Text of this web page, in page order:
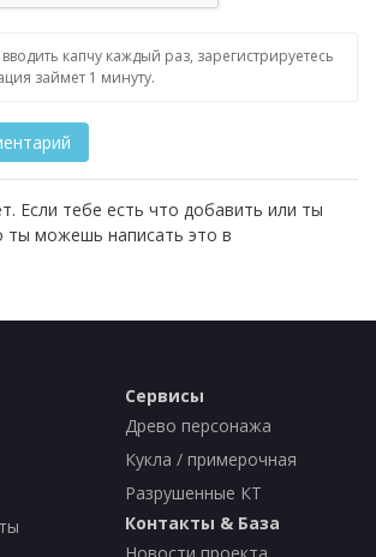
капчу каждый раз, зарегистрируетесь
займет 1 минуту.
Если тебе есть что добавить или ты
ты можешь написать это в
Сервисы
Древо персонажа
Кукла / примерочная
Разрушенные КТ
Контакты & База